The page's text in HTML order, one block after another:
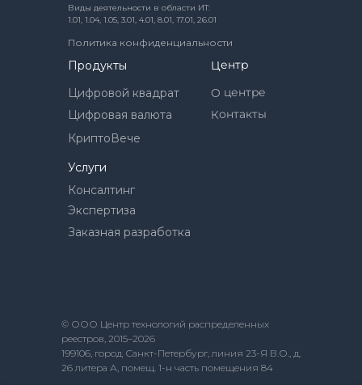
© ООО Центр технологий распределенных
реестров, 2015–2026
199106, город Санкт-Петербург, линия 23-Я В.О., д.
26 литера А, помещ. 1-н часть помещения 84
Продукты
Услуги
Центр
О центре
Консалтинг
Экспертиза
Заказная разработка
Контакты
Политика конфиденциальности
Цифровой квадрат
Цифровая валюта
КриптоВече
Виды деятельности в области ИТ:
1.01, 1.04, 1.05, 3.01, 4.01, 8.01, 17.01, 26.01